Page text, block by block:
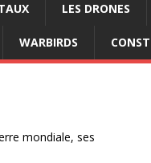
LES DRONES
WARBIRDS
mondiale, ses